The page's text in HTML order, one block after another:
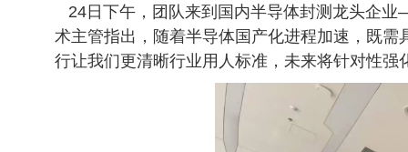
24日下午，团队来到国内半导体封测龙头企
术主管指出，随着半导体国产化进程加速，既
行让我们更清晰行业用人标准，未来将针对性强